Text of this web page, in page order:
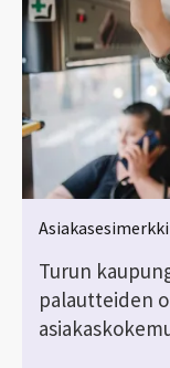
Asiakasesimerkki
Turun
palautteiden